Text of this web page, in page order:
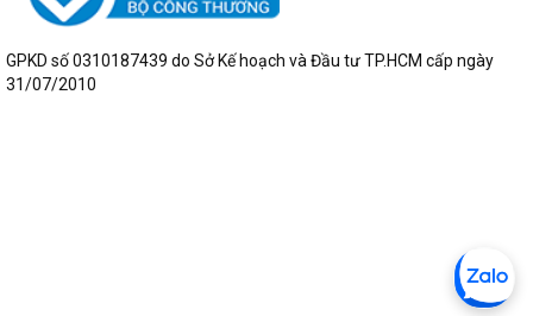
GPKD số 0310187439 do Sở Kế hoạch và Đầu tư TP.HCM cấp ngày
31/07/2010